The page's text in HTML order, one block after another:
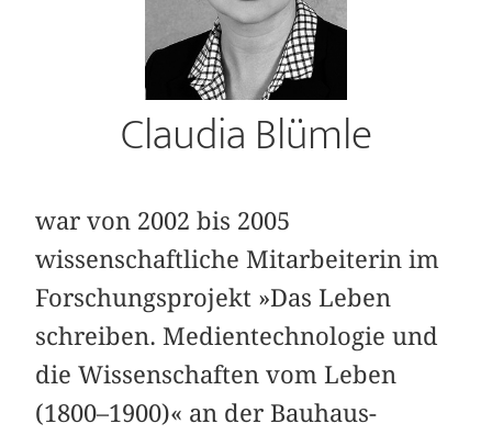
Claudia Blümle
war von 2002 bis 2005
wissenschaftliche Mitarbeiterin im
Forschungsprojekt »Das Leben
schreiben. Medientechnologie und
die Wissenschaften vom Leben
(1800–1900)« an der Bauhaus-